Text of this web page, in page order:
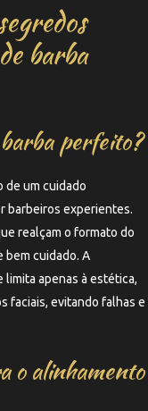
barba
perfeito?
de um cuidado
barbeiros experientes.
realçam o formato do
bem cuidado. A
limita apenas à estética,
faciais, evitando falhas e
o alinhamento